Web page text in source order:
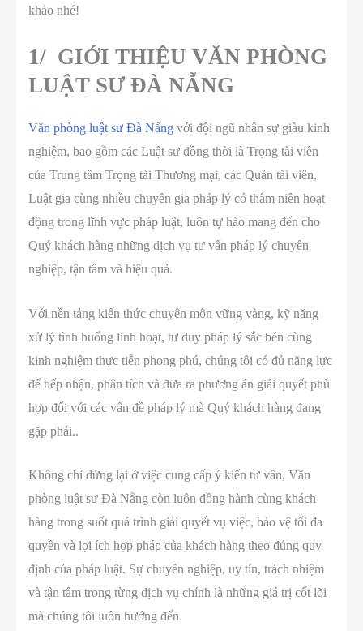
khảo nhé!
1/ GIỚI THIỆU VĂN PHÒNG
LUẬT SƯ ĐÀ NẴNG
Văn phòng luật sư Đà Nẵng với đội ngũ nhân sự giàu kinh
nghiệm, bao gồm các Luật sư đồng thời là Trọng tài viên
của Trung tâm Trọng tài Thương mại, các Quản tài viên,
Luật gia cùng nhiều chuyên gia pháp lý có thâm niên hoạt
động trong lĩnh vực pháp luật, luôn tự hào mang đến cho
Quý khách hàng những dịch vụ tư vấn pháp lý chuyên
nghiệp, tận tâm và hiệu quả.
Với nền tảng kiến thức chuyên môn vững vàng, kỹ năng
xử lý tình huống linh hoạt, tư duy pháp lý sắc bén cùng
kinh nghiệm thực tiễn phong phú, chúng tôi có đủ năng lực
để tiếp nhận, phân tích và đưa ra phương án giải quyết phù
hợp đối với các vấn đề pháp lý mà Quý khách hàng đang
gặp phải..
Không chỉ dừng lại ở việc cung cấp ý kiến tư vấn, Văn
phòng luật sư Đà Nẵng còn luôn đồng hành cùng khách
hàng trong suốt quá trình giải quyết vụ việc, bảo vệ tối đa
quyền và lợi ích hợp pháp của khách hàng theo đúng quy
định của pháp luật. Sự chuyên nghiệp, uy tín, trách nhiệm
và tận tâm trong từng dịch vụ chính là những giá trị cốt lõi
mà chúng tôi luôn hướng đến.